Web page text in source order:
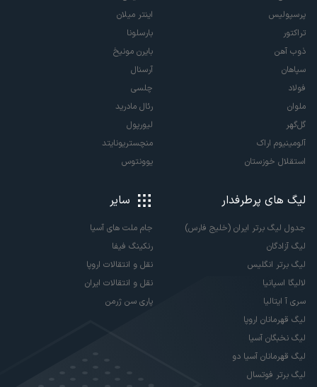
پرسپولیس
تراکتور
ذوب آهن
سپاهان
فولاد
ملوان
گل‌گهر
آلومینیوم اراک
استقلال خوزستان
اینتر میلان
بارسلونا
بایرن مونیخ
آرسنال
چلسی
رئال مادرید
لیورپول
منچستریونایتد
یوونتوس
لیگ های پرطرفدار
جدول لیگ برتر ایران (خلیج فارس)
لیگ آزادگان
لیگ برتر انگلیس
لالیگا اسپانیا
سری آ ایتالیا
لیگ قهرمانان اروپا
لیگ نخبگان آسیا
لیگ قهرمانان آسیا دو
لیگ برتر فوتسال
سایر
جام ملت های آسیا
رنکینگ فیفا
نقل و انتقالات اروپا
نقل و انتقالات ایران
پاری سن ژرمن